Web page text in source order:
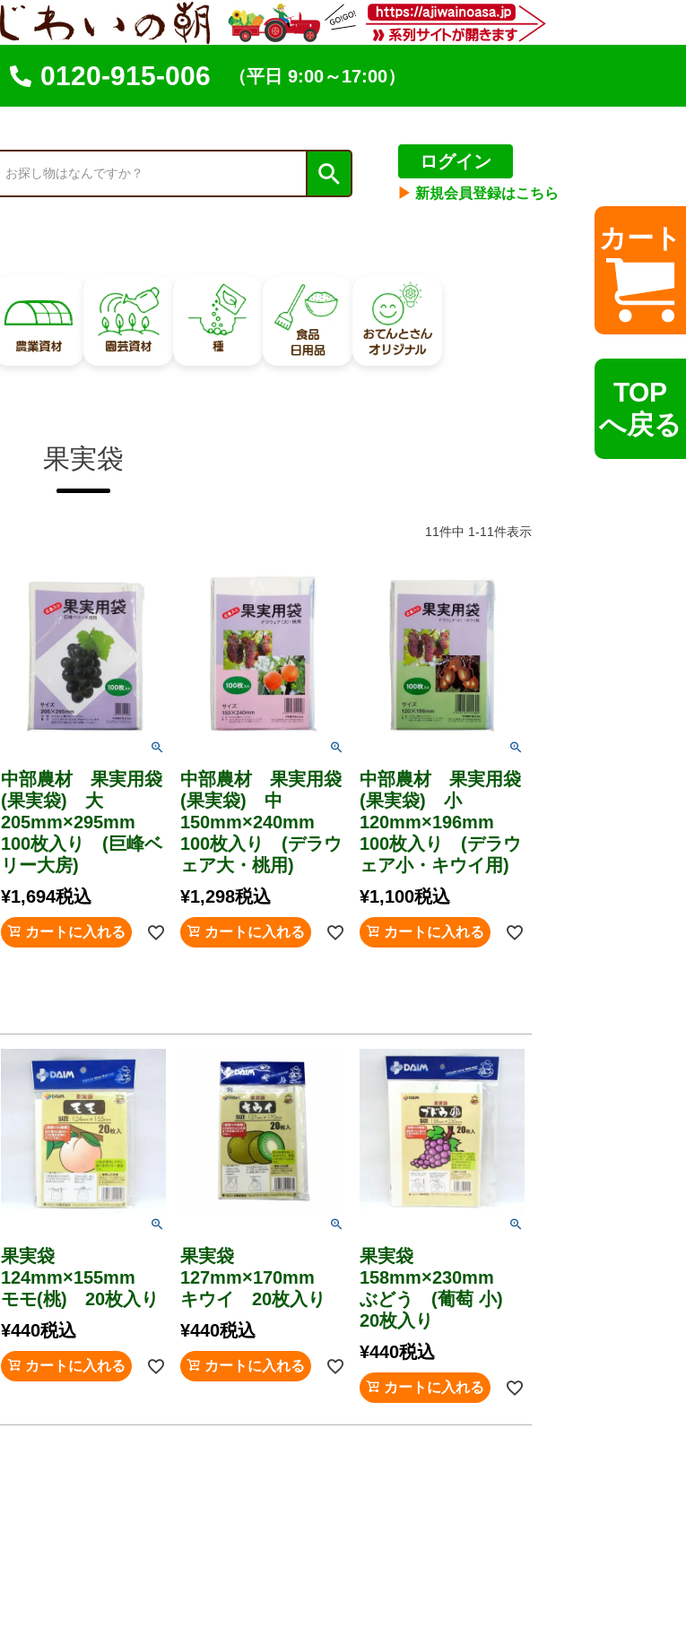
0120-915-006 （平日 9:00～17:00）
ログイン
▶︎ 新規会員登録はこちら
カート
TOP
へ戻る
果実袋
11件中 1-11件表示
中部農材 果実用袋
(果実袋) 大
205mm×295mm
100枚入り (巨峰ベ
リー大房)
¥1,694税込
カートに入れる
中部農材 果実用袋
(果実袋) 中
150mm×240mm
100枚入り (デラウ
ェア大・桃用)
¥1,298税込
カートに入れる
中部農材 果実用袋
(果実袋) 小
120mm×196mm
100枚入り (デラウ
ェア小・キウイ用)
¥1,100税込
カートに入れる
果実袋
124mm×155mm
モモ(桃) 20枚入り
¥440税込
カートに入れる
果実袋
127mm×170mm
キウイ 20枚入り
¥440税込
カートに入れる
果実袋
158mm×230mm
ぶどう (葡萄 小)
20枚入り
¥440税込
カートに入れる